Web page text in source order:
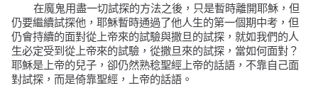
在魔鬼用盡一切試探的方法之後，只是暫時離開耶穌，但
仍要繼續試探他，耶穌暫時通過了他人生的第一個期中考，但
仍會持續的面對從上帝來的試驗與撒旦的試探，就如我們的人
生必定受到從上帝來的試驗，從撒旦來的試探，當如何面對？
耶穌是上帝的兒子，卻仍然熟稔聖經上帝的話語，不靠自己面
對試探，而是倚靠聖經，上帝的話語。